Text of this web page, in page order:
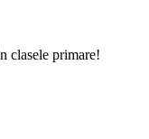
clasele primare!